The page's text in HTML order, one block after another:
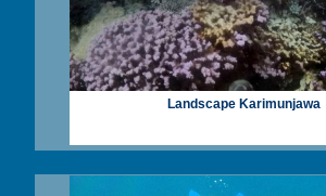
Landscape Karimunjawa